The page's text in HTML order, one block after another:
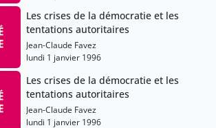
Les crises de la démocratie et les
tentations autoritaires
Jean-Claude Favez
lundi 1 janvier 1996
Les crises de la démocratie et les
tentations autoritaires
Jean-Claude Favez
lundi 1 janvier 1996